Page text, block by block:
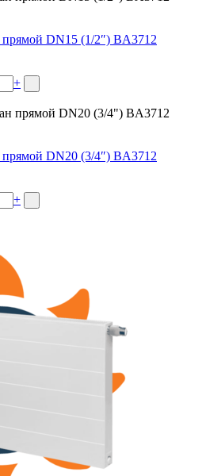
прямой DN15 (1/2″) BA3712
+
прямой DN20 (3/4″) BA3712
+